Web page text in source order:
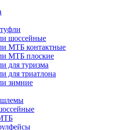
шоссейные
МТБ контактные
МТБ плоские
для туризма
для триатлона
зимние